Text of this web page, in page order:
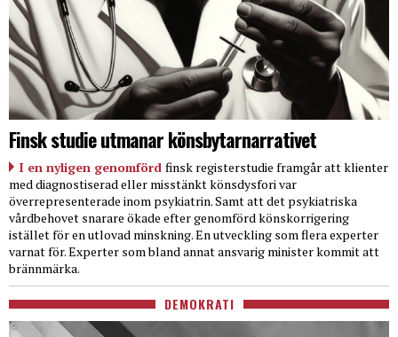
Finsk studie utmanar könsbytarnarrativet
I en nyligen genomförd finsk registerstudie framgår att klienter
med diagnostiserad eller misstänkt könsdysfori var
överrepresenterade inom psykiatrin. Samt att det psykiatriska
vårdbehovet snarare ökade efter genomförd könskorrigering
istället för en utlovad minskning. En utveckling som flera experter
varnat för. Experter som bland annat ansvarig minister kommit att
brännmärka.
DEMOKRATI